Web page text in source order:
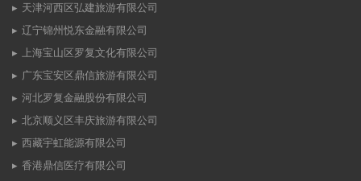
天津河西区弘建旅游有限公司
辽宁锦州悦东金融有限公司
上海宝山区罗复文化有限公司
广东宝安区鼎信旅游有限公司
河北罗复金融股份有限公司
北京顺义区丰庆旅游有限公司
西藏宇虹能源有限公司
香港鼎信医疗有限公司